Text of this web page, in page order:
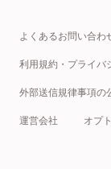
よくあるお問い合わ
利用規約・プライバ
外部送信規律事項の
運営会社 オプ